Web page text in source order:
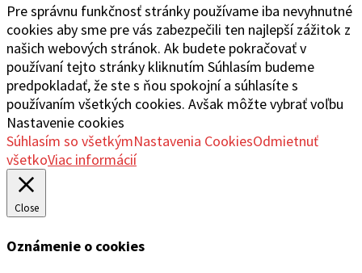
Pre správnu funkčnosť stránky používame iba nevyhnutné
cookies aby sme pre vás zabezpečili ten najlepší zážitok z
našich webových stránok. Ak budete pokračovať v
používaní tejto stránky kliknutím Súhlasím budeme
predpokladať, že ste s ňou spokojní a súhlasíte s
používaním všetkých cookies. Avšak môžte vybrať voľbu
Nastavenie cookies
Súhlasím so všetkýmNastavenia CookiesOdmietnuť
všetkoViac informácií
Close
Oznámenie o cookies